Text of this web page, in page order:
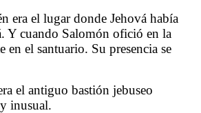
era el lugar donde Jehová había
Y cuando Salomón ofició en la
el santuario. Su presencia se
el antiguo bastión jebuseo
inusual.